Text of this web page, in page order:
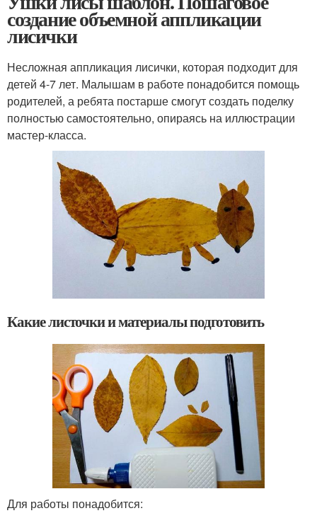
создание объемной аппликации
лисички
Несложная аппликация лисички, которая подходит для
детей 4-7 лет. Малышам в работе понадобится помощь
родителей, а ребята постарше смогут создать поделку
полностью самостоятельно, опираясь на иллюстрации
мастер-класса.
Какие листочки и материалы подготовить
Для работы понадобится: